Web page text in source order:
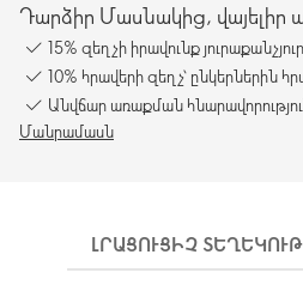
Դարձիր Մասնակից, վայելիր
15% զեղչի իրավունք
10% հրավերի զեղչ՝ ընկերներին
Անվճար առաքման
Մանրամասն
ԼՐԱՑՈՒՑԻՉ